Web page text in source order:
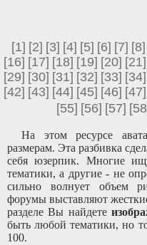
[1] [2] [3] [4] [5] [6] [7] [8]
[16] [17] [18] [19] [20] [21]
[29] [30] [31] [32] [33] [34]
[42] [43] [44] [45] [46] [47]
[55] [56] [57]
На этом ресурсе
размерам. Эта разбивка
себя юзерпик. Многие
тематики, а другие - не
сильно волнует объем
форумы выставляют
разделе Вы найдете
быть любой тематики, но
100.